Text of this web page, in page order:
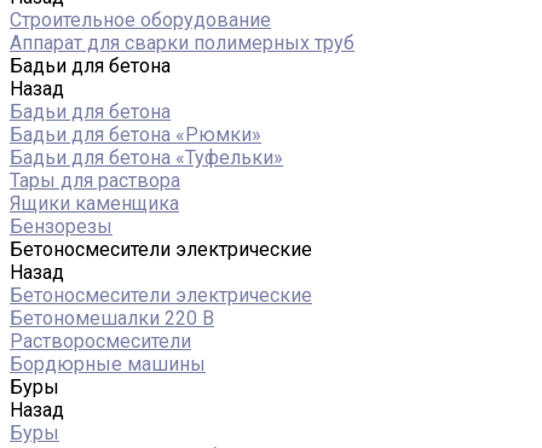
Строительное оборудование
Аппарат для сварки полимерных труб
Бадьи для бетона
Назад
Бадьи для бетона
Бадьи для бетона «Рюмки»
Бадьи для бетона «Туфельки»
Тары для раствора
Ящики каменщика
Бензорезы
Бетоносмесители электрические
Назад
Бетоносмесители электрические
Бетономешалки 220 В
Растворосмесители
Бордюрные машины
Буры
Назад
Буры